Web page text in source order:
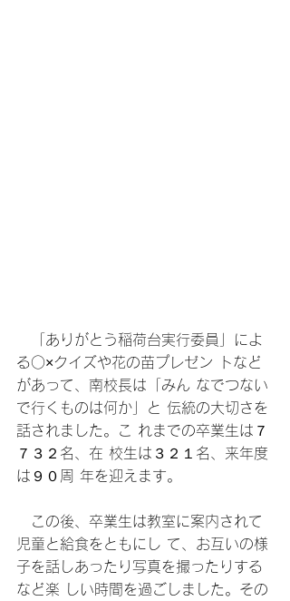
「ありがとう稲荷台実行委員」によ
る○×クイズや花の苗プレゼン トなど
があって、南校長は「みん なでつない
で行くものは何か」と 伝統の大切さを
話されました。こ れまでの卒業生は７
７３２名、在 校生は３２１名、来年度
は９０周 年を迎えます。
この後、卒業生は教室に案内されて
児童と給食をともにし て、お互いの様
子を話しあったり写真を撮ったりする
など楽 しい時間を過ごしました。その